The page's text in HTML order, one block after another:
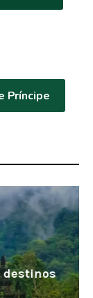
Príncipe
destinos